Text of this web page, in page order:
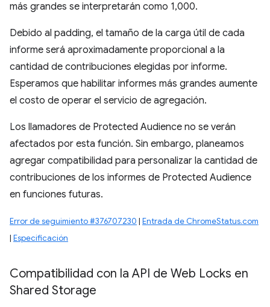
más grandes se interpretarán como 1,000.
Debido al padding, el tamaño de la carga útil de cada
informe será aproximadamente proporcional a la
cantidad de contribuciones elegidas por informe.
Esperamos que habilitar informes más grandes aumente
el costo de operar el servicio de agregación.
Los llamadores de Protected Audience no se verán
afectados por esta función. Sin embargo, planeamos
agregar compatibilidad para personalizar la cantidad de
contribuciones de los informes de Protected Audience
en funciones futuras.
Error de seguimiento #376707230 | Entrada de ChromeStatus.com
| Especificación
Compatibilidad con la API de Web Locks en
Shared Storage